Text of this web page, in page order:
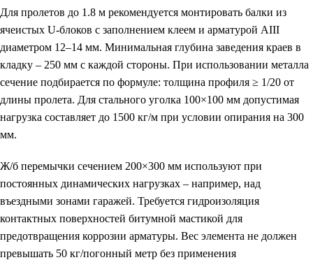
Для пролетов до 1.8 м рекомендуется монтировать балки из
ячеистых U-блоков с заполнением клеем и арматурой АIII
диаметром 12–14 мм. Минимальная глубина заведения краев в
кладку – 250 мм с каждой стороны. При использовании металла
сечение подбирается по формуле: толщина профиля ≥ 1/20 от
длины пролета. Для стального уголка 100×100 мм допустимая
нагрузка составляет до 1500 кг/м при условии опирания на 300
мм.
Ж/б перемычки сечением 200×300 мм используют при
постоянных динамических нагрузках – например, над
въездными зонами гаражей. Требуется гидроизоляция
контактных поверхностей битумной мастикой для
предотвращения коррозии арматуры. Вес элемента не должен
превышать 50 кг/погонный метр без применения